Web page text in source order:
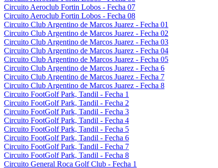
Circuito Aeroclub Fortin Lobos - Fecha 07
Circuito Aeroclub Fortin Lobos - Fecha 08
Circuito Club Argentino de Marcos Juarez - Fecha 01
Circuito Club Argentino de Marcos Juarez - Fecha 02
Circuito Club Argentino de Marcos Juarez - Fecha 03
Circuito Club Argentino de Marcos Juarez - Fecha 04
Circuito Club Argentino de Marcos Juarez - Fecha 05
Circuito Club Argentino de Marcos Juarez - Fecha 6
Circuito Club Argentino de Marcos Juarez - Fecha 7
Circuito Club Argentino de Marcos Juarez - Fecha 8
Circuito FootGolf Park, Tandil - Fecha 1
Circuito FootGolf Park, Tandil - Fecha 2
Circuito FootGolf Park, Tandil - Fecha 3
Circuito FootGolf Park, Tandil - Fecha 4
Circuito FootGolf Park, Tandil - Fecha 5
Circuito FootGolf Park, Tandil - Fecha 6
Circuito FootGolf Park, Tandil - Fecha 7
Circuito FootGolf Park, Tandil - Fecha 8
Circuito General Roca Golf Club - Fecha 1